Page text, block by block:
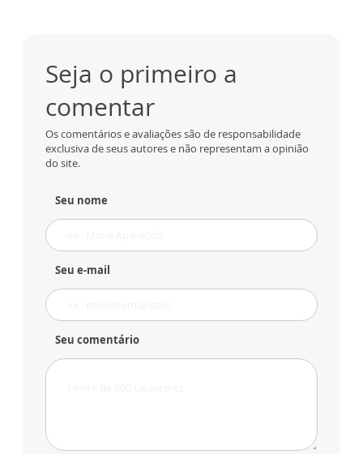
Seja o primeiro a
comentar
Os comentários e avaliações são de responsabilidade
exclusiva de seus autores e não representam a opinião
do site.
Seu nome
Seu e-mail
Seu comentário